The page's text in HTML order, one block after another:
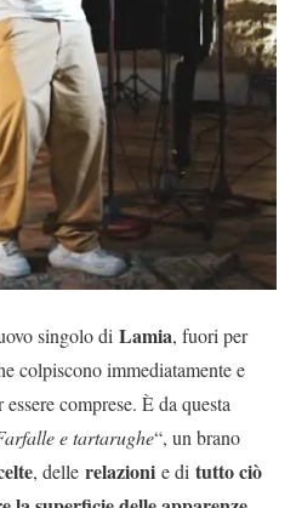
singolo di Lamia, fuori per
colpiscono immediatamente e
comprese. È da questa
e tartarughe“, un brano
, delle relazioni e di tutto ciò